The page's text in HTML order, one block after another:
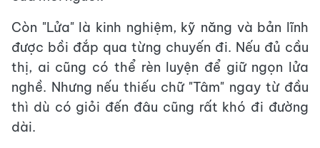
Còn "Lửa" là kinh nghiệm, kỹ năng và bản lĩnh
được bồi đắp qua từng chuyến đi. Nếu đủ cầu
thị, ai cũng có thể rèn luyện để giữ ngọn lửa
nghề. Nhưng nếu thiếu chữ "Tâm" ngay từ đầu
thì dù có giỏi đến đâu cũng rất khó đi đường
dài.